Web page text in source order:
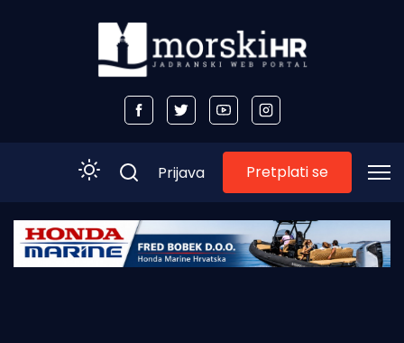
Početna
Prijava Pretplati se